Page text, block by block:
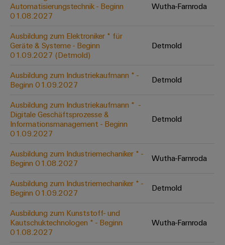
Verbindungslösungen
für
Konventionelle
Energieerzeugung
Zukunftssicherheit
für
bewährte
Maschinenbau
Lösungen
für
verschiedene
Segmente
der
und
Fabrikautomation
Öl
&
Systeme
Lösungen
Dezentrale
Automatisierung
Lösungen
IIoT
&
Automation
Software
Industrial
Industrial
Automation
Elektronikgehäuse
Blitz-
und
Überspannungsschutz
PV
Feldbusverteiler
Automatisierung
&
Software
I/O-
Systeme
Technischer
Support
Umweltbezogene
Produktkonformität
Engineering
Daten
Technische
Produktkataloge
Reparatur
und
Ersatzteile
Trainings
Webinare
PSIRT
Pressekontakt
Unsere
IIoT
and
Partner
Netzwerk
IIoT
Automation
Solution
Offene
Ausbildungs-
und
Studienplätze
Aktuelle
Termine
Workshops
für
Schulklassen
Automatisierungstechnik - Beginn
01.08.2027
Wutha-Farnroda
Ausbildung zum Elektroniker * für
Geräte & Systeme - Beginn
01.09.2027 (Detmold)
Detmold
Ausbildung zum Industriekaufmann * -
Beginn 01.09.2027
Detmold
Ausbildung zum Industriekaufmann * ​ -
Digitale Geschäftsprozesse &
Informationsmanagement - Beginn
01.09.2027
Detmold
Ausbildung zum Industriemechaniker * -
Beginn 01.08.2027
Wutha-Farnroda
Ausbildung zum Industriemechaniker * -
Beginn 01.09.2027
Detmold
Ausbildung zum Kunststoff- und
Kautschuktechnologen * - Beginn
01.08.2027
Wutha-Farnroda